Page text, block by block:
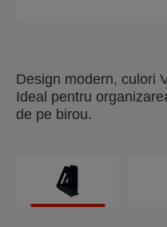
Design modern, culori
Ideal pentru
de pe birou.